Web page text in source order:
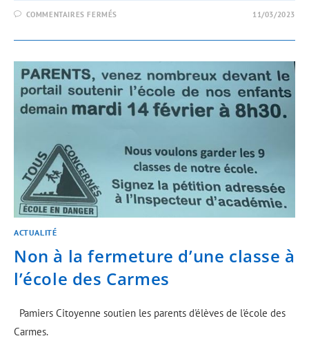
COMMENTAIRES FERMÉS 11/03/2023
ACTUALITÉ
Non à la fermeture d’une classe à
l’école des Carmes
Pamiers Citoyenne soutien les parents d'élèves de l'école des
Carmes.